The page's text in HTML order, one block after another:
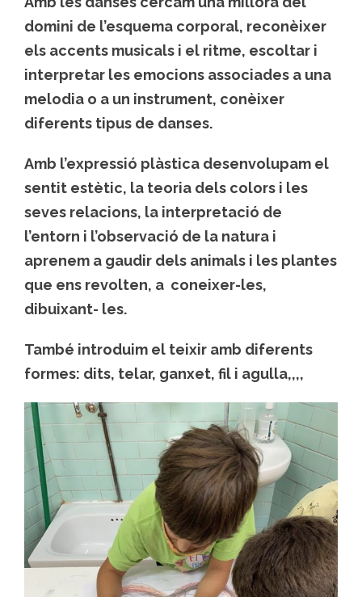
domini de l’esquema corporal, reconèixer
els accents musicals i el ritme, escoltar i
interpretar les emocions associades a una
melodia o a un instrument, conèixer
diferents tipus de danses.
Amb l’expressió plàstica desenvolupam el
sentit estètic, la teoria dels colors i les
seves relacions, la interpretació de
l’entorn i l’observació de la natura i
aprenem a gaudir dels animals i les plantes
que ens revolten, a coneixer-les,
dibuixant- les.
També introduim el teixir amb diferents
formes: dits, telar, ganxet, fil i agulla,,,,